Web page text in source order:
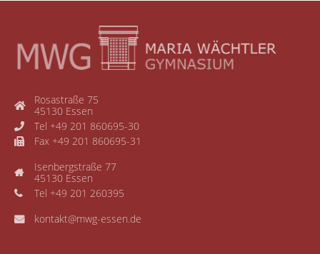
Rosastraße 75
45130 Essen
Tel +49 201 860695-30
Fax +49 201 860695-31
Isenbergstraße 77
45130 Essen
Tel +49 201 260395
kontakt@mwg-essen.de